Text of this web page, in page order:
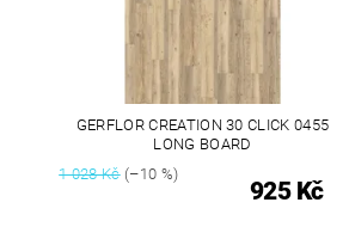
GERFLOR CREATION 30 CLICK 0455
LONG BOARD
1 028 Kč(–10 %)
925 Kč